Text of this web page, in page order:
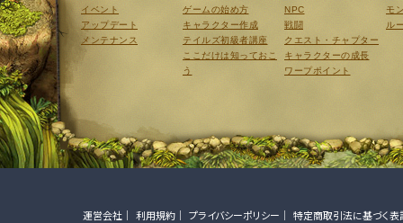
イベント
アップデート
メンテナンス
ゲームの始め方
キャラクター作成
テイルズ初級者講座
ここだけは知っておこ
う
NPC
戦闘
クエスト・チャプター
キャラクターの成長
ワープポイント
モ
ル
運営会社 利用規約 プライバシーポリシー 特定商取引法に基づく表